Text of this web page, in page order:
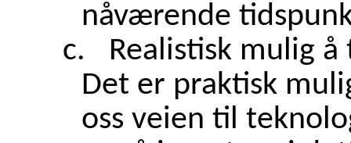
nåværende
c.
Realistisk mulig å
Det er praktisk
oss veien til